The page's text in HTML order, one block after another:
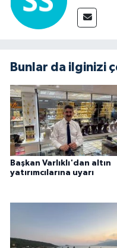
Bunlar da ilginizi
Başkan Varlıklı'dan altın
yatırımcılarına uyarı